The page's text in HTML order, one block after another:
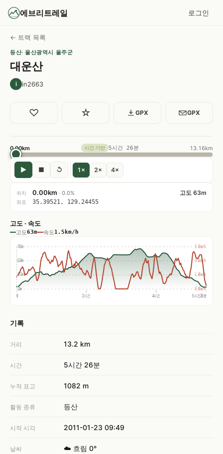
에브리트레일 로그인
← 트랙 목록
등산· 울산광역시 울주군
대운산
i in2663
♡ ☆ GPX GPX
0.00km 시간 기반 5시간 26분 13.16km
▶ ■ ↺ 1× 2× 4×
위치 0.00km · 0.0% 고도 63m
좌표 35.39521, 129.24455
고도 · 속도
고도63m 속도1.5km/h
0 2시간 4시간 5시간26분
783m
528m
273m
18m
5.3km/h
3.5km/h
1.8km/h
0.0km/h
기록
거리 13.2 km
시간 5시간 26분
누적 표고 1082 m
활동 종류 등산
시작 시각 2011-01-23 09:49
날씨 ☁️ 흐림 0°